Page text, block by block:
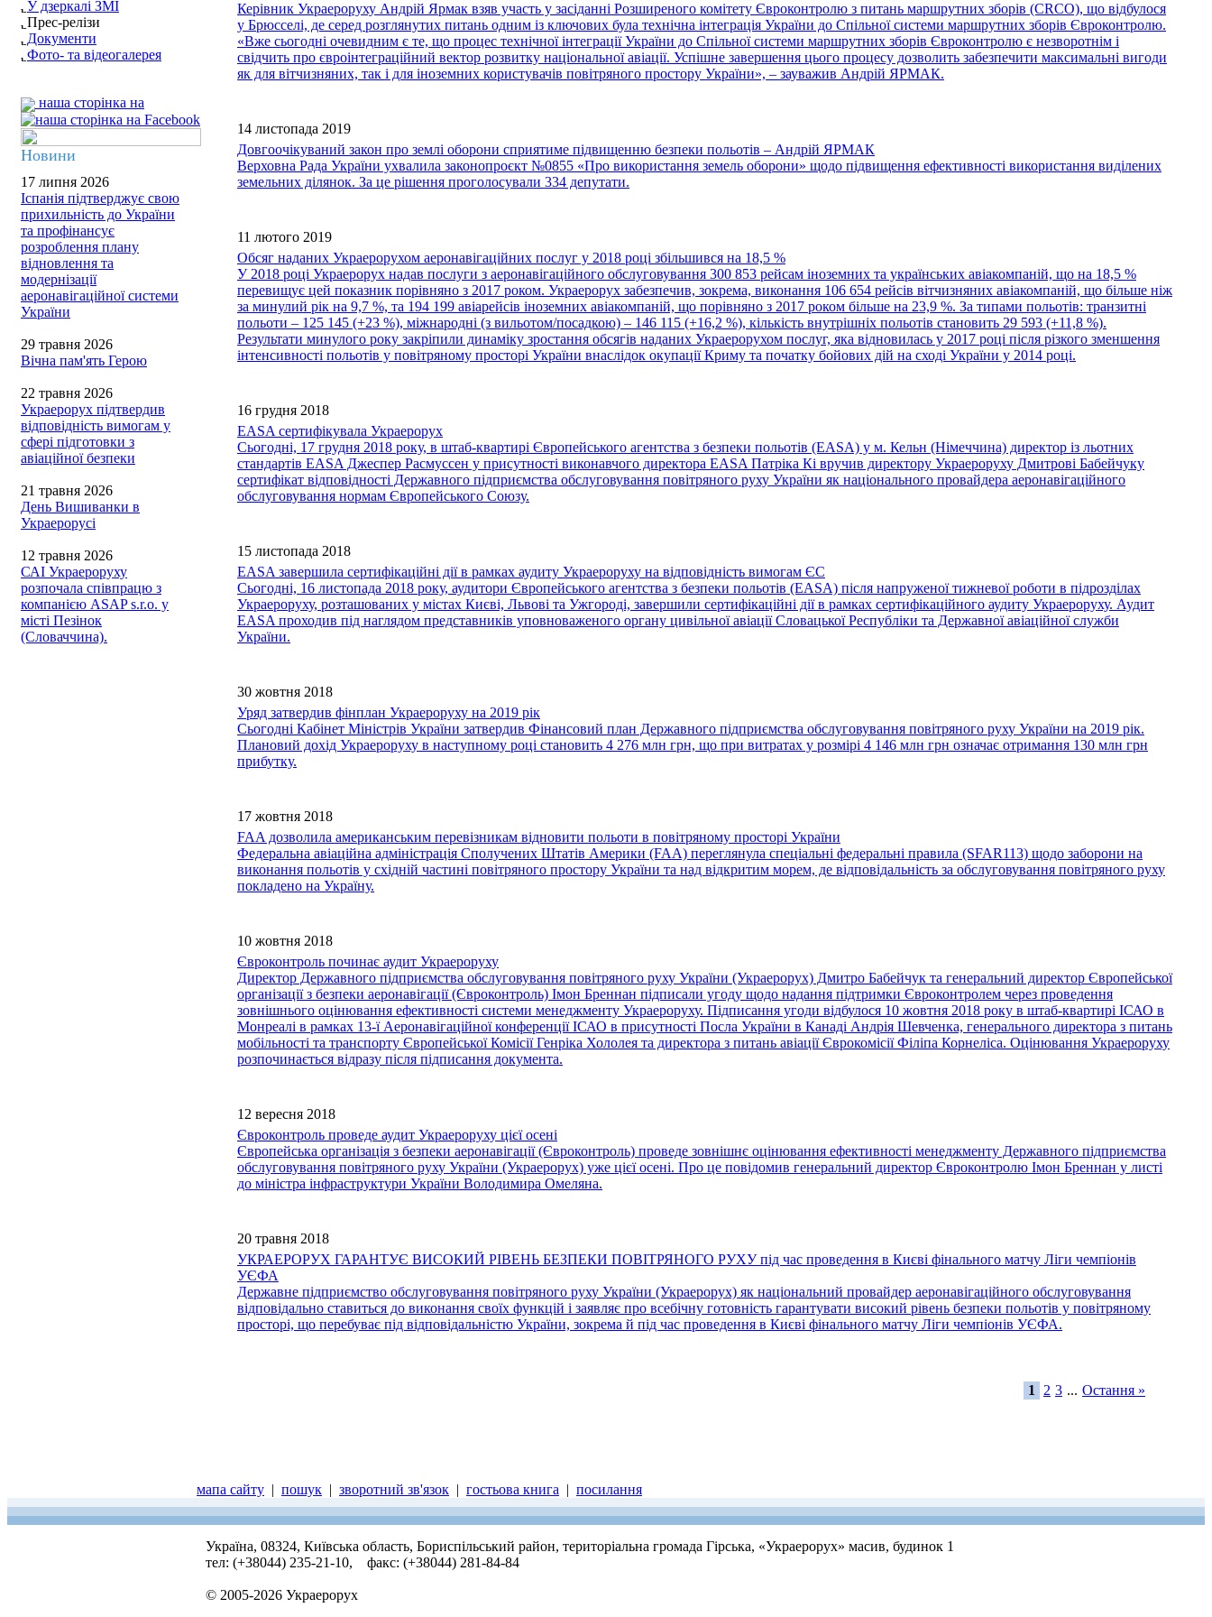
У дзеркалі ЗМІ
Прес-релізи
Документи
Фото- та відеогалерея
наша сторінка на
Новини
17 липня 2026
Іспанія підтверджує свою
прихильність до України
та профінансує
розроблення плану
відновлення та
модернізації
аеронавігаційної системи
України
29 травня 2026
Вічна пам'ять Герою
22 травня 2026
Украерорух підтвердив
відповідність вимогам у
сфері підготовки з
авіаційної безпеки
21 травня 2026
День Вишиванки в
Украерорусі
12 травня 2026
САІ Украероруху
розпочала співпрацю з
компанією ASAP s.r.o. у
місті Пезінок
(Словаччина).
Керівник Украероруху Андрій Ярмак взяв участь у засіданні Розширеного комітету Євроконтролю з питань маршрутних зборів (CRCO), що відбулося
у Брюсселі, де серед розглянутих питань одним із ключових була технічна інтеграція України до Спільної системи маршрутних зборів Євроконтролю.
«Вже сьогодні очевидним є те, що процес технічної інтеграції України до Спільної системи маршрутних зборів Євроконтролю є незворотнім і
свідчить про євроінтеграційний вектор розвитку національної авіації. Успішне завершення цього процесу дозволить забезпечити максимальні вигоди
як для вітчизняних, так і для іноземних користувачів повітряного простору України», – зауважив Андрій ЯРМАК.
14 листопада 2019
Довгоочікуваний закон про землі оборони сприятиме підвищенню безпеки польотів – Андрій ЯРМАК
Верховна Рада України ухвалила законопроєкт №0855 «Про використання земель оборони» щодо підвищення ефективності використання виділених
земельних ділянок. За це рішення проголосували 334 депутати.
11 лютого 2019
Обсяг наданих Украерорухом аеронавігаційних послуг у 2018 році збільшився на 18,5 %
У 2018 році Украерорух надав послуги з аеронавігаційного обслуговування 300 853 рейсам іноземних та українських авіакомпаній, що на 18,5 %
перевищує цей показник порівняно з 2017 роком. Украерорух забезпечив, зокрема, виконання 106 654 рейсів вітчизняних авіакомпаній, що більше ніж
за минулий рік на 9,7 %, та 194 199 авіарейсів іноземних авіакомпаній, що порівняно з 2017 роком більше на 23,9 %. За типами польотів: транзитні
польоти – 125 145 (+23 %), міжнародні (з вильотом/посадкою) – 146 115 (+16,2 %), кількість внутрішніх польотів становить 29 593 (+11,8 %).
Результати минулого року закріпили динаміку зростання обсягів наданих Украерорухом послуг, яка відновилась у 2017 році після різкого зменшення
інтенсивності польотів у повітряному просторі України внаслідок окупації Криму та початку бойових дій на сході України у 2014 році.
16 грудня 2018
EASA сертифікувала Украерорух
Сьогодні, 17 грудня 2018 року, в штаб-квартирі Європейського агентства з безпеки польотів (EASA) у м. Кельн (Німеччина) директор із льотних
стандартів EASA Джеспер Расмуссен у присутності виконавчого директора EASA Патріка Кі вручив директору Украероруху Дмитрові Бабейчуку
сертифікат відповідності Державного підприємства обслуговування повітряного руху України як національного провайдера аеронавігаційного
обслуговування нормам Європейського Союзу.
15 листопада 2018
EASA завершила сертифікаційні дії в рамках аудиту Украероруху на відповідність вимогам ЄС
Сьогодні, 16 листопада 2018 року, аудитори Європейського агентства з безпеки польотів (EASA) після напруженої тижневої роботи в підрозділах
Украероруху, розташованих у містах Києві, Львові та Ужгороді, завершили сертифікаційні дії в рамках сертифікаційного аудиту Украероруху. Аудит
EASA проходив під наглядом представників уповноваженого органу цивільної авіації Словацької Республіки та Державної авіаційної служби
України.
30 жовтня 2018
Уряд затвердив фінплан Украероруху на 2019 рік
Сьогодні Кабінет Міністрів України затвердив Фінансовий план Державного підприємства обслуговування повітряного руху України на 2019 рік.
Плановий дохід Украероруху в наступному році становить 4 276 млн грн, що при витратах у розмірі 4 146 млн грн означає отримання 130 млн грн
прибутку.
17 жовтня 2018
FAA дозволила американським перевізникам відновити польоти в повітряному просторі України
Федеральна авіаційна адміністрація Сполучених Штатів Америки (FAA) переглянула спеціальні федеральні правила (SFAR113) щодо заборони на
виконання польотів у східній частині повітряного простору України та над відкритим морем, де відповідальність за обслуговування повітряного руху
покладено на Україну.
10 жовтня 2018
Євроконтроль починає аудит Украероруху
Директор Державного підприємства обслуговування повітряного руху України (Украерорух) Дмитро Бабейчук та генеральний директор Європейської
організації з безпеки аеронавігації (Євроконтроль) Імон Бреннан підписали угоду щодо надання підтримки Євроконтролем через проведення
зовнішнього оцінювання ефективності системи менеджменту Украероруху. Підписання угоди відбулося 10 жовтня 2018 року в штаб-квартирі ІСАО в
Монреалі в рамках 13-ї Аеронавігаційної конференції ІСАО в присутності Посла України в Канаді Андрія Шевченка, генерального директора з питань
мобільності та транспорту Європейської Комісії Генріка Хололея та директора з питань авіації Єврокомісії Філіпа Корнеліса. Оцінювання Украероруху
розпочинається відразу після підписання документа.
12 вересня 2018
Євроконтроль проведе аудит Украероруху цієї осені
Європейська організація з безпеки аеронавігації (Євроконтроль) проведе зовнішнє оцінювання ефективності менеджменту Державного підприємства
обслуговування повітряного руху України (Украерорух) уже цієї осені. Про це повідомив генеральний директор Євроконтролю Імон Бреннан у листі
до міністра інфраструктури України Володимира Омеляна.
20 травня 2018
УКРАЕРОРУХ ГАРАНТУЄ ВИСОКИЙ РІВЕНЬ БЕЗПЕКИ ПОВІТРЯНОГО РУХУ під час проведення в Києві фінального матчу Ліги чемпіонів
УЄФА
Державне підприємство обслуговування повітряного руху України (Украерорух) як національний провайдер аеронавігаційного обслуговування
відповідально ставиться до виконання своїх функцій і заявляє про всебічну готовність гарантувати високий рівень безпеки польотів у повітряному
просторі, що перебуває під відповідальністю України, зокрема й під час проведення в Києві фінального матчу Ліги чемпіонів УЄФА.
1 2 3 ... Остання »
мапа сайту | пошук | зворотний зв'язок | гостьова книга | посилання
Україна, 08324, Київська область, Бориспільський район, територіальна громада Гірська, «Украерорух» масив, будинок 1
тел: (+38044) 235-21-10, факс: (+38044) 281-84-84
© 2005-2026 Украерорух